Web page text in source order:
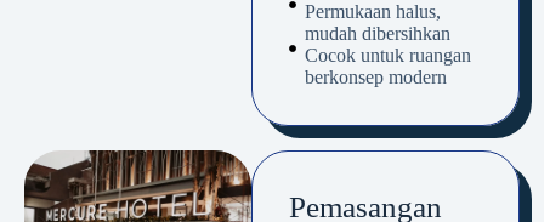
Permukaan halus,
mudah dibersihkan
Cocok untuk ruangan
berkonsep modern
Pemasangan